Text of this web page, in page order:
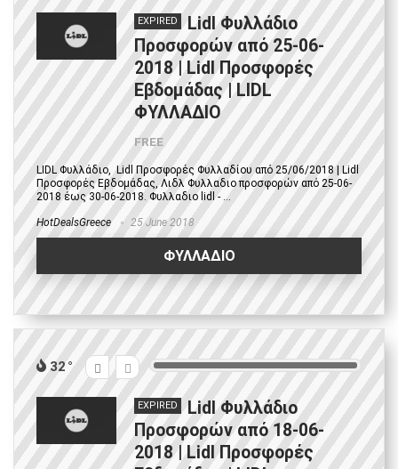
EXPIRED
Lidl Φυλλάδιο
Προσφορών από 25-06-
2018 | Lidl Προσφορές
Εβδομάδας | LIDL
ΦΥΛΛΑΔΙΟ
FREE
LIDL Φυλλάδιο, Lidl Προσφορές Φυλλαδίου από 25/06/2018 | Lidl
Προσφορές Εβδομάδας, Λιδλ Φυλλαδιο προσφορών από 25-06-
2018 έως 30-06-2018. Φυλλαδιο lidl - ...
HotDealsGreece 25 June 2018
ΦΥΛΛΑΔΙΟ
32
EXPIRED
Lidl Φυλλάδιο
Προσφορών από 18-06-
2018 | Lidl Προσφορές